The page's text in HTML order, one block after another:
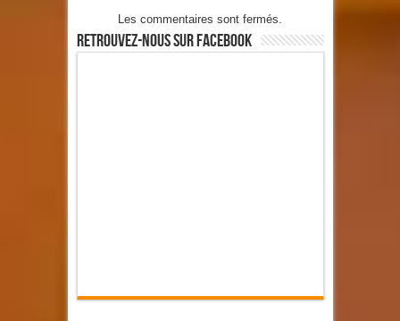
Les commentaires sont fermés.
Retrouvez-Nous Sur Facebook